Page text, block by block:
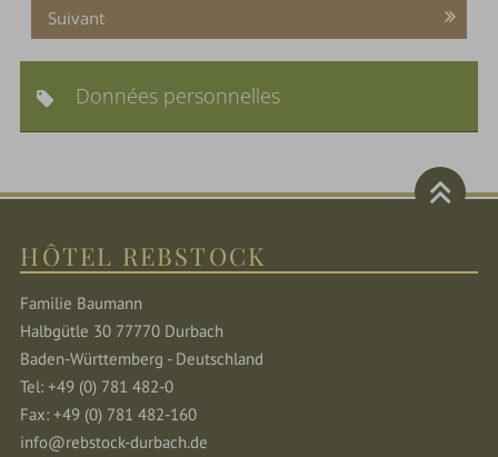
Suivant
Données personnelles
HÔTEL REBSTOCK
Familie Baumann
Halbgütle 30 77770 Durbach
Baden-Württemberg - Deutschland
Tel: +49 (0) 781 482-0
Fax: +49 (0) 781 482-160
info@rebstock-durbach.de